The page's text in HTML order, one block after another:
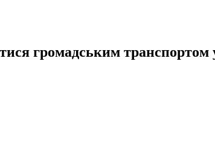
громадським транспортом